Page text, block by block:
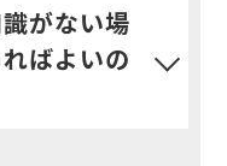
がない場
ばよいの